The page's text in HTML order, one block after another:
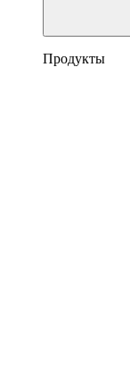
Продукты